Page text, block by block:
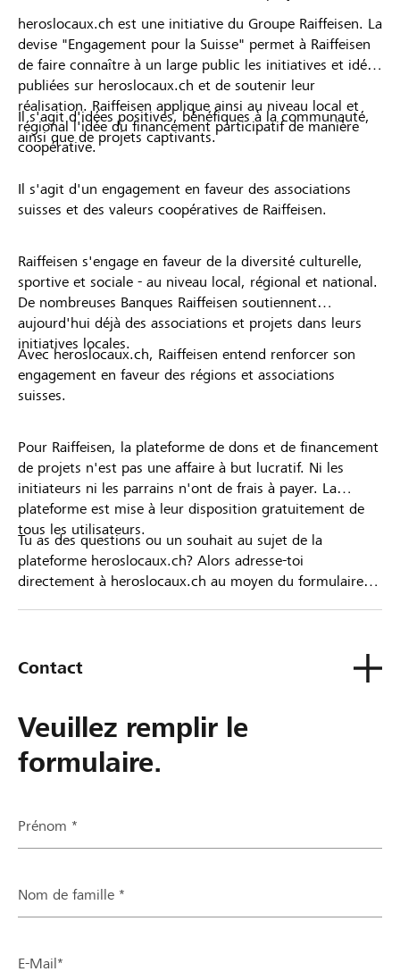
heroslocaux.ch est une initiative du Groupe Raiffeisen. La
devise "Engagement pour la Suisse" permet à Raiffeisen
de faire connaître à un large public les initiatives et idées
publiées sur heroslocaux.ch et de soutenir leur
réalisation. Raiffeisen applique ainsi au niveau local et
régional l'idée du financement participatif de manière
coopérative.
Il s'agit d'idées positives, bénéfiques à la communauté,
ainsi que de projets captivants.
Il s'agit d'un engagement en faveur des associations
suisses et des valeurs coopératives de Raiffeisen.
Raiffeisen s'engage en faveur de la diversité culturelle,
sportive et sociale - au niveau local, régional et national.
De nombreuses Banques Raiffeisen soutiennent
aujourd'hui déjà des associations et projets dans leurs
initiatives locales.
Avec heroslocaux.ch, Raiffeisen entend renforcer son
engagement en faveur des régions et associations
suisses.
Pour Raiffeisen, la plateforme de dons et de financement
de projets n'est pas une affaire à but lucratif. Ni les
initiateurs ni les parrains n'ont de frais à payer. La
plateforme est mise à leur disposition gratuitement de
tous les utilisateurs.
Tu as des questions ou un souhait au sujet de la
plateforme heroslocaux.ch? Alors adresse-toi
directement à heroslocaux.ch au moyen du formulaire
Contact
Veuillez remplir le
formulaire.
Prénom *
Nom de famille *
E-Mail*